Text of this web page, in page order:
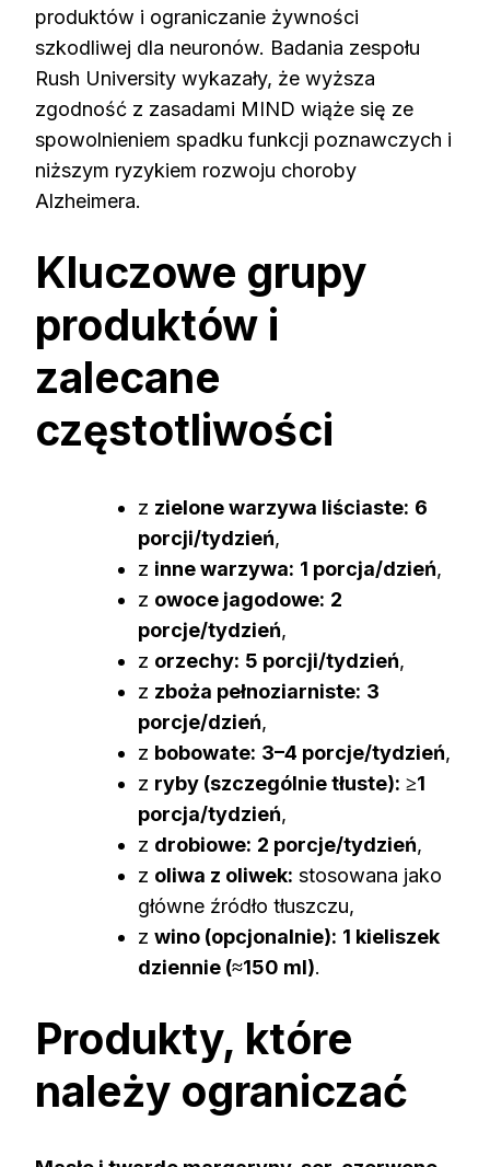
produktów i ograniczanie żywności
szkodliwej dla neuronów. Badania zespołu
Rush University wykazały, że wyższa
zgodność z zasadami MIND wiąże się ze
spowolnieniem spadku funkcji poznawczych i
niższym ryzykiem rozwoju choroby
Alzheimera.
Kluczowe grupy
produktów i
zalecane
częstotliwości
z zielone warzywa liściaste: 6
porcji/tydzień,
z inne warzywa: 1 porcja/dzień,
z owoce jagodowe: 2
porcje/tydzień,
z orzechy: 5 porcji/tydzień,
z zboża pełnoziarniste: 3
porcje/dzień,
z bobowate: 3–4 porcje/tydzień,
z ryby (szczególnie tłuste): ≥1
porcja/tydzień,
z drobiowe: 2 porcje/tydzień,
z oliwa z oliwek: stosowana jako
główne źródło tłuszczu,
z wino (opcjonalnie): 1 kieliszek
dziennie (≈150 ml).
Produkty, które
należy ograniczać